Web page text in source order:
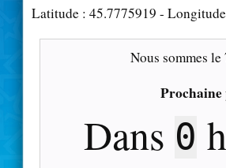
Latitude : 45.7775919 -
Nous sommes le
Dans 0 h